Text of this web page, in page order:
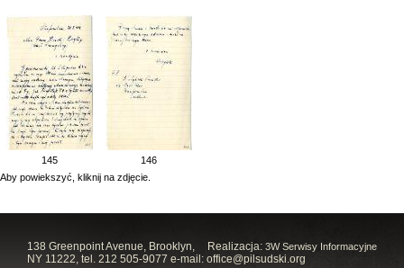
145
146
Aby powiekszyć, kliknij na zdjęcie.
Realizacja: 3W Serwisy Informacyjne
138 Greenpoint Avenue, Brooklyn,
NY 11222, tel. 212 505-9077 e-mail: office@pilsudski.org